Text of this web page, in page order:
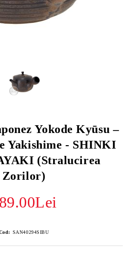
Yokode Kyūsu –
Yakishime - SHINKI
(Stralucirea
Zorilor)
SAN40294SIBU